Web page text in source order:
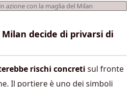
azione con la maglia del Milan
Milan decide di privarsi di
rischi concreti sul fronte
Il portiere è uno dei simboli